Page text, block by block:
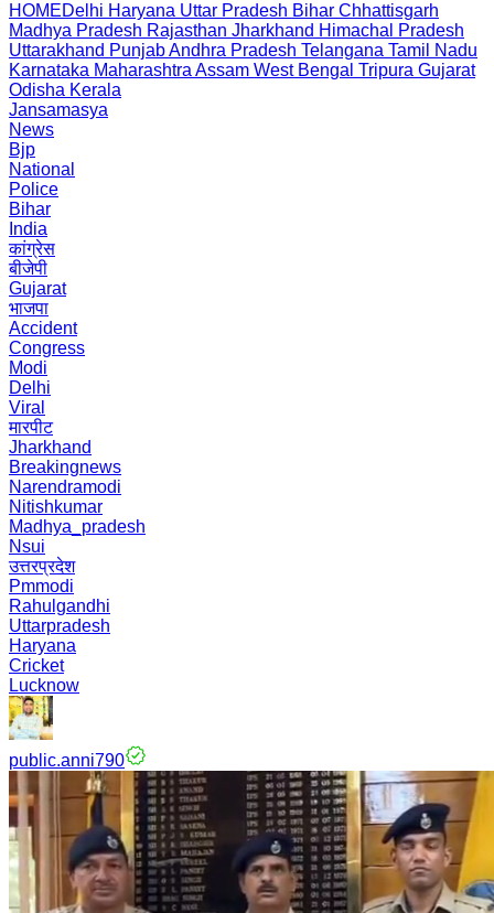
HOMEDelhi Haryana Uttar Pradesh Bihar Chhattisgarh
Madhya Pradesh Rajasthan Jharkhand Himachal Pradesh
Uttarakhand PunjabAndhra Pradesh Telangana Tamil Nadu
Karnataka Maharashtra Assam West Bengal Tripura Gujarat
Odisha Kerala
Jansamasya
News
Bjp
National
Police
Bihar
India
कांग्रेस
बीजेपी
Gujarat
भाजपा
Accident
Congress
Modi
Delhi
Viral
मारपीट
Jharkhand
Breakingnews
Narendramodi
Nitishkumar
Madhya_pradesh
Nsui
उत्तरप्रदेश
Pmmodi
Rahulgandhi
Uttarpradesh
Haryana
Cricket
Lucknow
public.anni790